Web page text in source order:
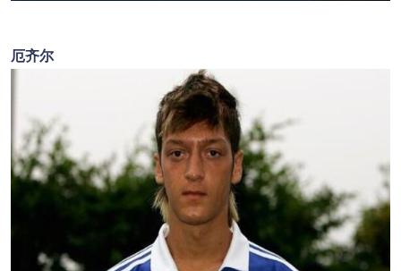
厄齐尔